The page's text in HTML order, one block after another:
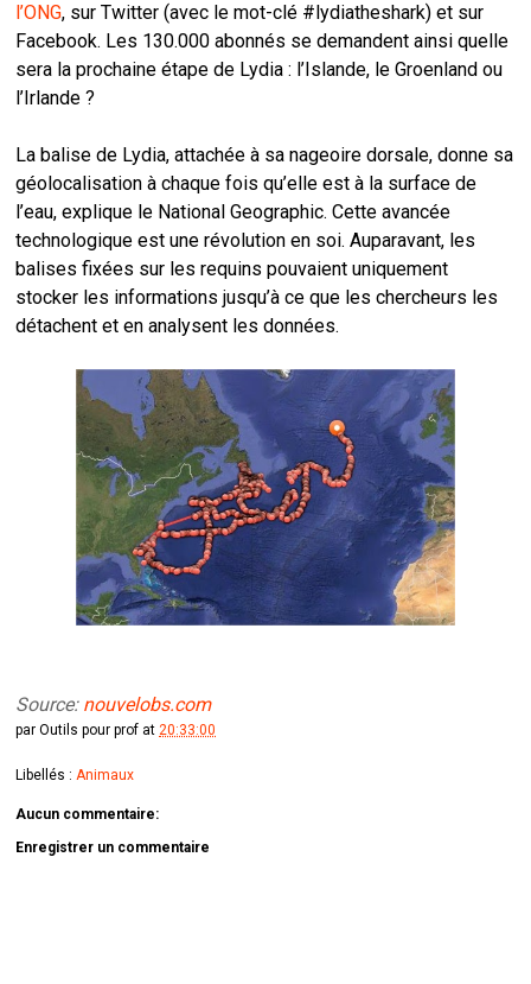
l’ONG, sur Twitter (avec le mot-clé #lydiatheshark) et sur
Facebook. Les 130.000 abonnés se demandent ainsi quelle
sera la prochaine étape de Lydia : l’Islande, le Groenland ou
l’Irlande ?
La balise de Lydia, attachée à sa nageoire dorsale, donne sa
géolocalisation à chaque fois qu’elle est à la surface de
l’eau, explique le National Geographic. Cette avancée
technologique est une révolution en soi. Auparavant, les
balises fixées sur les requins pouvaient uniquement
stocker les informations jusqu’à ce que les chercheurs les
détachent et en analysent les données.
Source: nouvelobs.com
parOutils pour prof at 20:33:00
Libellés : Animaux
Aucun commentaire:
Enregistrer un commentaire